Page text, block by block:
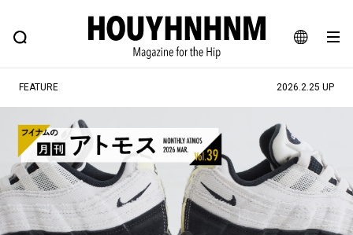
JA
EN
FEATURE BLOG SNAP
ヒップなファッション、カルチャー、ライフスタイルWEBマガジン
#注目のタグ
#SHOPPING ADDICT #憧れの逸品
#ESSENTIAL DESIGNS #古着サミット
#NEW VINTAGE #マイナーグッド図鑑
FEATURE 2026.2.25 UP